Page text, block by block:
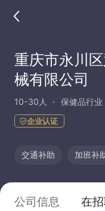
重庆市永川
械有限公司
10-30人 保健品行业
企业认证
交通补助 加班补
公司信息 在